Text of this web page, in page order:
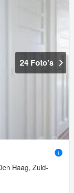
24 Foto's
Haag, Zuid-